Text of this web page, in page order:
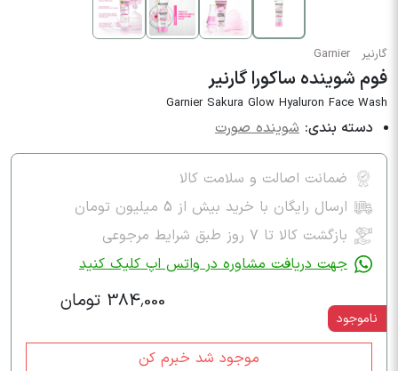
گارنیر Garnier
فوم شوینده ساکورا گارنیر
Garnier Sakura Glow Hyaluron Face Wash
دسته بندی: شوینده صورت
ضمانت اصالت و سلامت کالا
ارسال رایگان با خرید بیش از 5 میلیون تومان
بازگشت کالا تا ۷ روز طبق شرایط مرجوعی
جهت دریافت مشاوره در واتس اپ کلیک کنید
384,000 تومان
ناموجود
موجود شد خبرم کن